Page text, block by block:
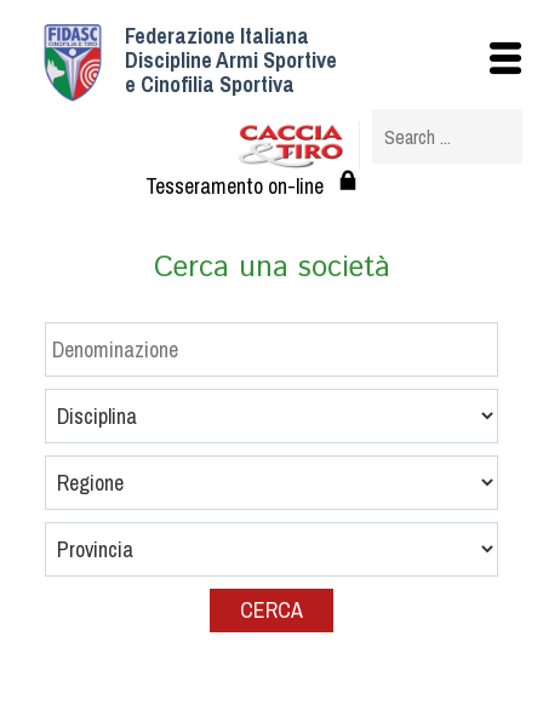
Federazione Italiana
Discipline Armi Sportive
e Cinofilia Sportiva
Tesseramento on-line
Cerca una società
Istituzionale
Struttura
Albo Veterinari federali
Tesseramento e Affiliazioni
Circolari
Convenzioni
Tesserati
Referenti e gruppi di lavoro regionali
Scuole Federali